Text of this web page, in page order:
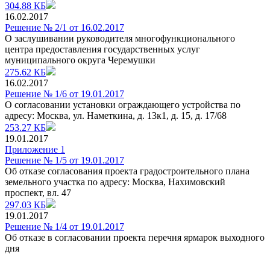
304.88 КБ
16.02.2017
Решение № 2/1 от 16.02.2017
О заслушивании руководителя многофункционального
центра предоставления государственных услуг
муниципального округа Черемушки
275.62 КБ
16.02.2017
Решение № 1/6 от 19.01.2017
О согласовании установки ограждающего устройства по
адресу: Москва, ул. Наметкина, д. 13к1, д. 15, д. 17/68
253.27 КБ
19.01.2017
Приложение 1
Решение № 1/5 от 19.01.2017
Об отказе согласования проекта градостроительного плана
земельного участка по адресу: Москва, Нахимовский
проспект, вл. 47
297.03 КБ
19.01.2017
Решение № 1/4 от 19.01.2017
Об отказе в согласовании проекта перечня ярмарок выходного
дня